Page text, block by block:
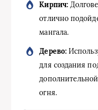
Кирпич:
отлично
мангала.
Дерево:
для создания
огня.